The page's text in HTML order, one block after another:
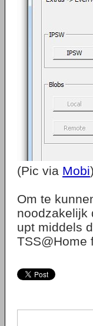
(Pic via Mobi)
Om te
noodzakelijk
upt middels
TSS@Home